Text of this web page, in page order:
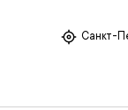
Санкт-